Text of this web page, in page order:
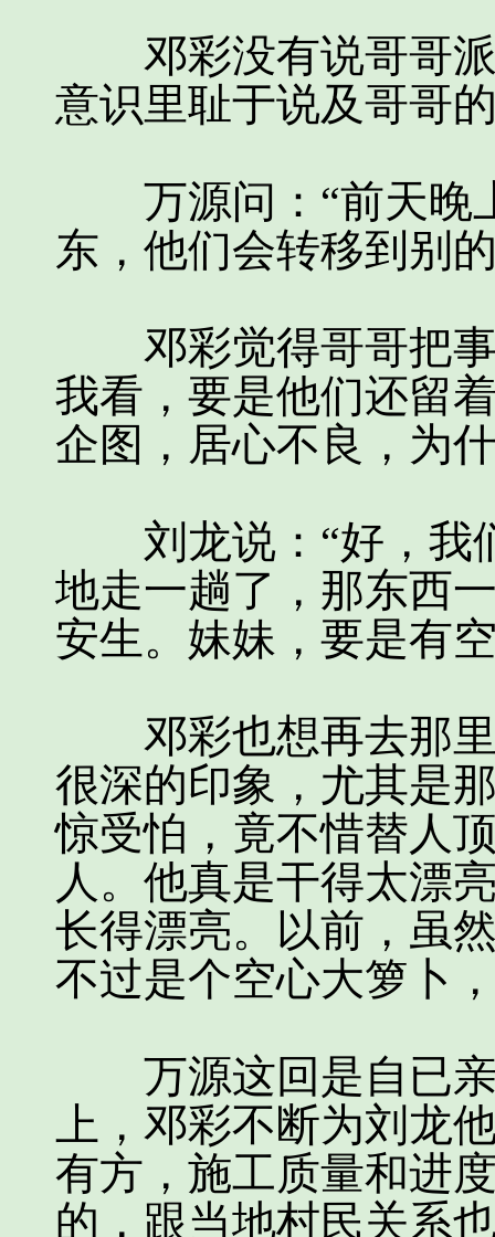
邓彩没有说哥哥派
意识里耻于说及哥哥
万源问：“前天晚
东，他们会转移到别
邓彩觉得哥哥把事
我看，要是他们还留
企图，居心不良，为
刘龙说：“好，我
地走一趟了，那东西
安生。妹妹，要是有
邓彩也想再去那里
很深的印象，尤其是
惊受怕，竟不惜替人
人。他真是干得太漂
长得漂亮。以前，虽
不过是个空心大箩卜
万源这回是自已亲
上，邓彩不断为刘龙
有方，施工质量和进
的，跟当地村民关系